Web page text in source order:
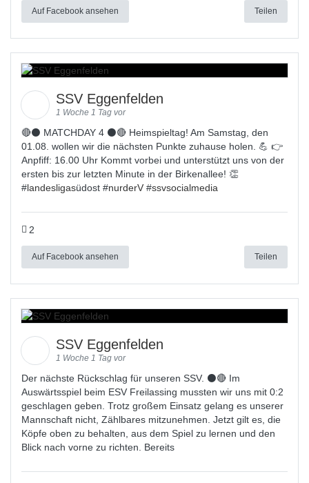
Auf Facebook ansehen Teilen
SSV Eggenfelden
1 Woche 1 Tag vor
🔴⚫ MATCHDAY 4 ⚫🔴 Heimspieltag! Am Samstag, den
01.08. wollen wir die nächsten Punkte zuhause holen. 💪 👉
Anpfiff: 16.00 Uhr Kommt vorbei und unterstützt uns von der
ersten bis zur letzten Minute in der Birkenallee! 👏
#landesligasüdost #nurderV #ssvsocialmedia
2
Auf Facebook ansehen Teilen
SSV Eggenfelden
1 Woche 1 Tag vor
Der nächste Rückschlag für unseren SSV. ⚫🔴 Im
Auswärtsspiel beim ESV Freilassing mussten wir uns mit 0:2
geschlagen geben. Trotz großem Einsatz gelang es unserer
Mannschaft nicht, Zählbares mitzunehmen. Jetzt gilt es, die
Köpfe oben zu behalten, aus dem Spiel zu lernen und den
Blick nach vorne zu richten. Bereits